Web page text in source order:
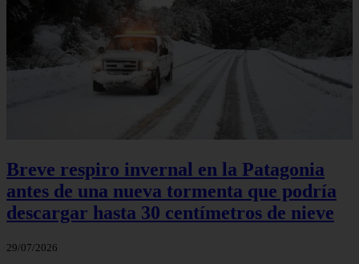
Breve respiro invernal en la Patagonia
antes de una nueva tormenta que podría
descargar hasta 30 centímetros de nieve
29/07/2026